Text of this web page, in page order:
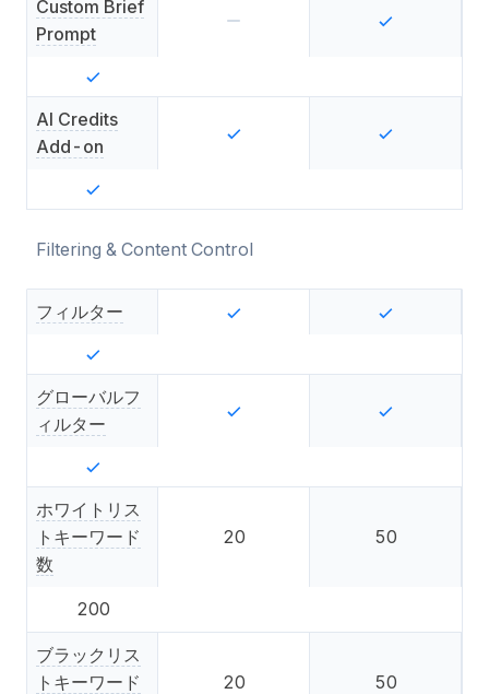
Custom Brief
Prompt
AI Credits
Add-on
Filtering & Content Control
フィルター
グローバルフ
ィルター
ホワイトリス
トキーワード
数
20 50
200
ブラックリス
トキーワード
20 50